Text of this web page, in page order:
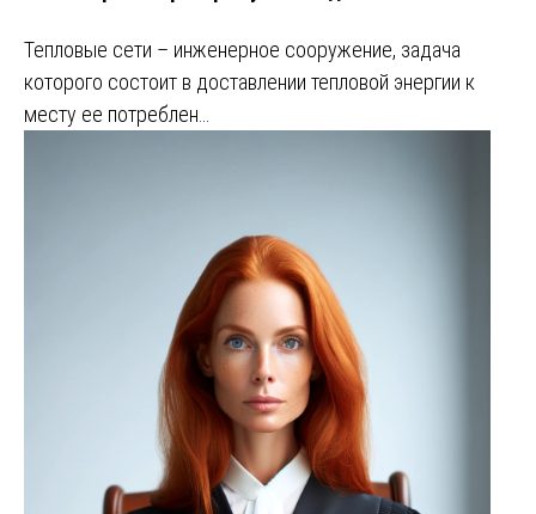
Тепловые сети – инженерное сооружение, задача
которого состоит в доставлении тепловой энергии к
месту ее потреблен…